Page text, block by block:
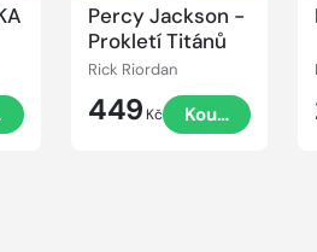
Percy Jackson -
Prokletí Titánů
Rick Riordan
449 Kč Koupit